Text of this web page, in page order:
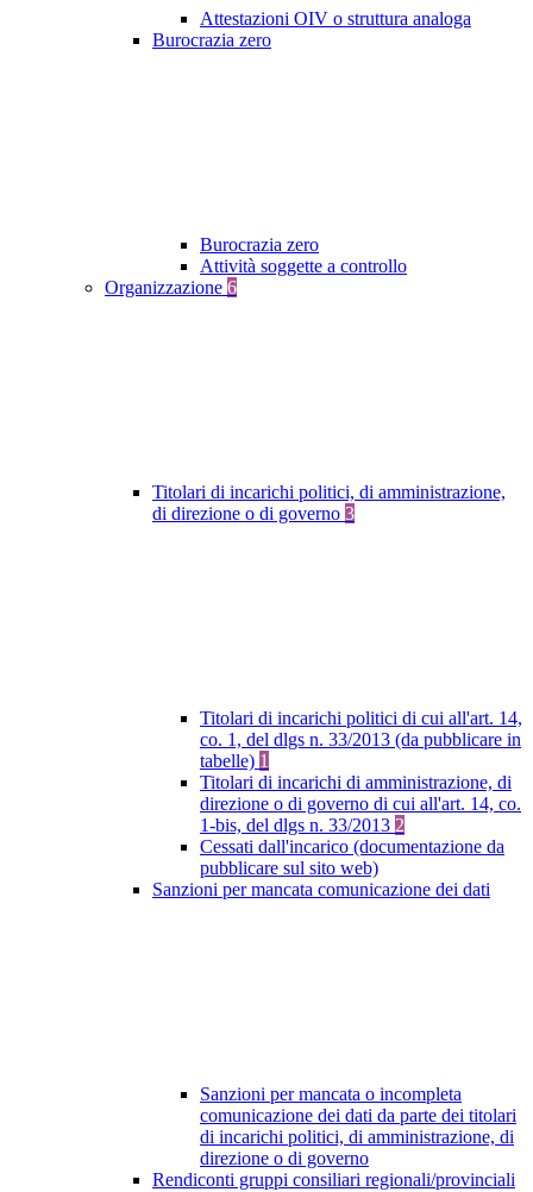
Attestazioni OIV o struttura analoga
Burocrazia zero
Burocrazia zero
Attività soggette a controllo
Organizzazione 6
Titolari di incarichi politici, di amministrazione,
di direzione o di governo 3
Titolari di incarichi politici di cui all'art. 14,
co. 1, del dlgs n. 33/2013 (da pubblicare in
tabelle) 1
Titolari di incarichi di amministrazione, di
direzione o di governo di cui all'art. 14, co.
1-bis, del dlgs n. 33/2013 2
Cessati dall'incarico (documentazione da
pubblicare sul sito web)
Sanzioni per mancata comunicazione dei dati
Sanzioni per mancata o incompleta
comunicazione dei dati da parte dei titolari
di incarichi politici, di amministrazione, di
direzione o di governo
Rendiconti gruppi consiliari regionali/provinciali